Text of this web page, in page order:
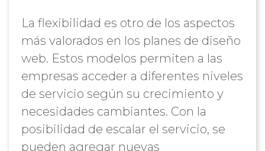
La flexibilidad es otro de los aspectos
más valorados en los planes de diseño
web. Estos modelos permiten a las
empresas acceder a diferentes niveles
de servicio según su crecimiento y
necesidades cambiantes. Con la
posibilidad de escalar el servicio, se
pueden agregar nuevas